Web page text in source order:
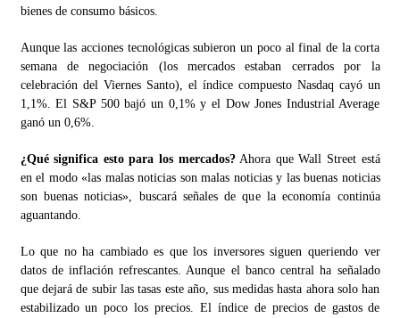
bienes de consumo básicos.
Aunque las acciones tecnológicas subieron un poco al final de la corta
semana de negociación (los mercados estaban cerrados por la
celebración del Viernes Santo), el índice compuesto Nasdaq cayó un
1,1%. El S&P 500 bajó un 0,1% y el Dow Jones Industrial Average
ganó un 0,6%.
¿Qué significa esto para los mercados?Ahora que Wall Street está
en el modo «las malas noticias son malas noticias y las buenas noticias
son buenas noticias», buscará señales de que la economía continúa
aguantando.
Lo que no ha cambiado es que los inversores siguen queriendo ver
datos de inflación refrescantes. Aunque el banco central ha señalado
que dejará de subir las tasas este año, sus medidas hasta ahora solo han
estabilizado un poco los precios. El índice de precios de gastos de